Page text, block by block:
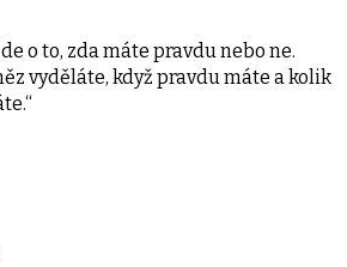
o to, zda máte pravdu nebo ne.
vyděláte, když pravdu máte a kolik